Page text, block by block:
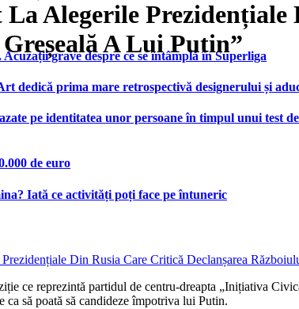
grave despre ce se întâmplă în Superliga
dedică prima mare retrospectivă designerului și
pe identitatea unor persoane în timpul unui test
de euro
Iată ce activități poți face pe întuneric
Alegerile
A Lui Putin”
ce reprezintă partidul de centru-dreapta „Inițiativa
ca să poată să candideze împotriva lui Putin.